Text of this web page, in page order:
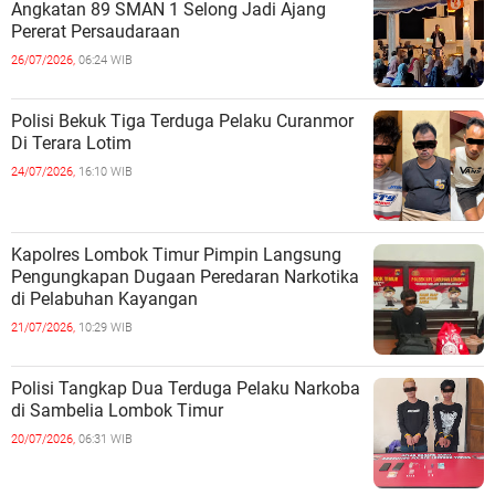
Angkatan 89 SMAN 1 Selong Jadi Ajang
Pererat Persaudaraan
26/07/2026, 06:24 WIB
Polisi Bekuk Tiga Terduga Pelaku Curanmor
Di Terara Lotim
24/07/2026, 16:10 WIB
Kapolres Lombok Timur Pimpin Langsung
Pengungkapan Dugaan Peredaran Narkotika
di Pelabuhan Kayangan
21/07/2026, 10:29 WIB
Polisi Tangkap Dua Terduga Pelaku Narkoba
di Sambelia Lombok Timur
20/07/2026, 06:31 WIB